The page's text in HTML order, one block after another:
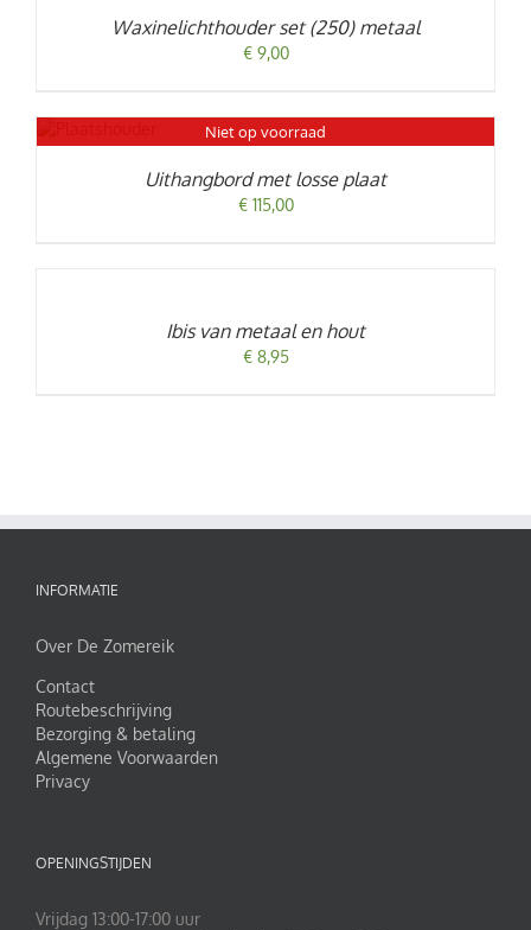
Waxinelichthouder set (250) metaal
€9,00
Niet op voorraad
Uithangbord met losse plaat
€115,00
Ibis van metaal en hout
€8,95
INFORMATIE
Over De Zomereik
Contact
Routebeschrijving
Bezorging & betaling
Algemene Voorwaarden
Privacy
OPENINGSTIJDEN
Vrijdag 13:00-17:00 uur